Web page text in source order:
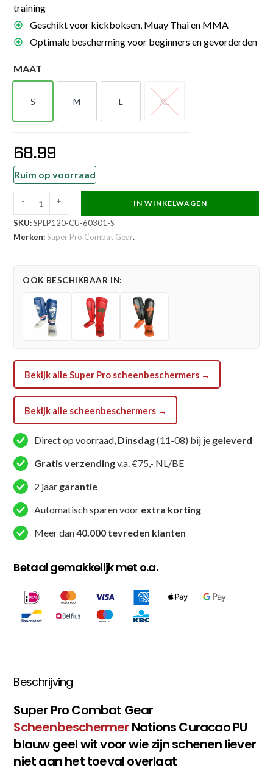
training
Geschikt voor kickboksen, Muay Thai en MMA
Optimale bescherming voor beginners en gevorderden
MAAT
S
S
M
M
L
L
XL
XL
68.99
Ruim op voorraad
Pro
Combat
Nations
Curacao
/
Geel
Wit
aantal
- + IN WINKELWAGEN
SKU:SPLP120-CU-60301-S
Merken:Super Pro Combat Gear.
OOK BESCHIKBAAR IN:
Bekijk alle Super Pro scheenbeschermers →
Bekijk alle scheenbeschermers →
Direct op voorraad, Dinsdag(11-08) bij je geleverd
Gratis verzendingv.a. €75,- NL/BE
2 jaar garantie
Automatisch sparen voor extra korting
Meer dan40.000 tevreden klanten
Betaal gemakkelijk met o.a.
Beschrijving
Super Pro Combat Gear
Scheenbeschermer Nations Curacao PU
blauw geel wit voor wie zijn schenen liever
niet aan het toeval overlaat